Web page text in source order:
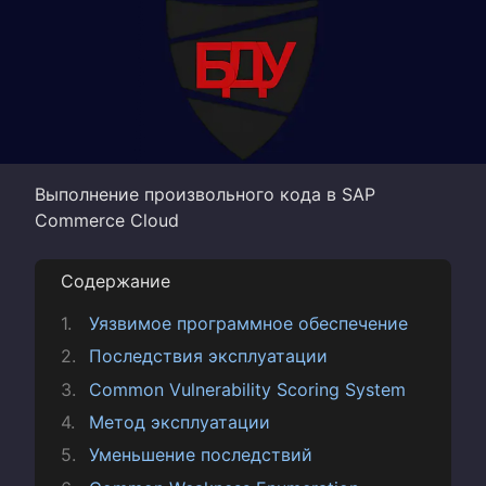
Выполнение произвольного кода в SAP
Commerce Cloud
Содержание
Уязвимое программное обеспечение
Последствия эксплуатации
Common Vulnerability Scoring System
Метод эксплуатации
Уменьшение последствий